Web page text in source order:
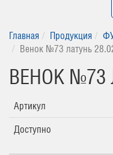
Главная Продукция
Венок №73 латунь
ВЕНОК №73
Артикул
Доступно